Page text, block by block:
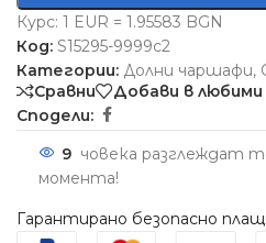
Курс: 1 EUR = 1.95583 BGN
Код: S15295-9999c2
Категории: Долни чаршафи,
Сравни
Добави в любими
Сподели:
9 човека разглеждат
момента!
Гарантирано безопасно